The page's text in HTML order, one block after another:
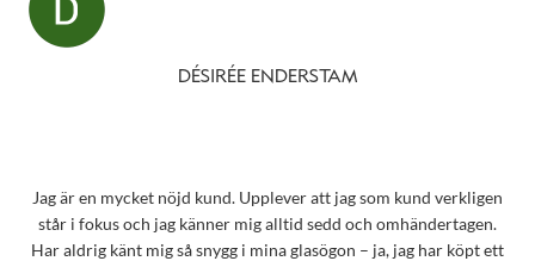
DÉSIRÉE ENDERSTAM
Jag är en mycket nöjd kund. Upplever att jag som kund verkligen
står i fokus och jag känner mig alltid sedd och omhändertagen.
Har aldrig känt mig så snygg i mina glasögon – ja, jag har köpt ett